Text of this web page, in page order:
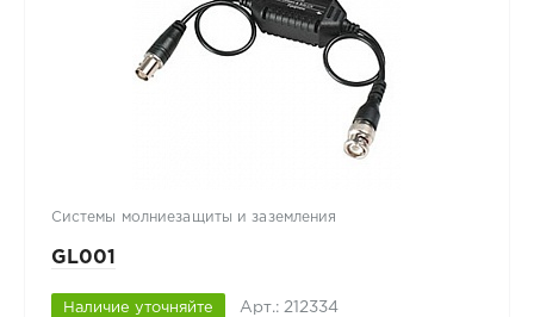
Системы молниезащиты и заземления
GL001
Наличие уточняйте Арт.: 212334